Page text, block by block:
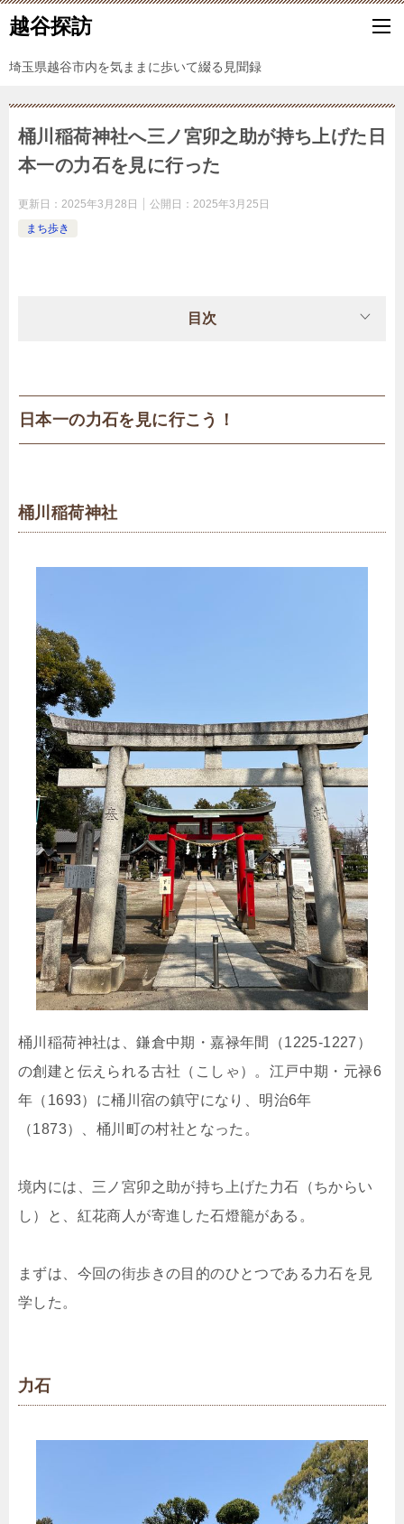
越谷探訪
埼玉県越谷市内を気ままに歩いて綴る見聞録
桶川稲荷神社へ三ノ宮卯之助が持ち上げた日
本一の力石を見に行った
更新日： 2025年3月28日 公開日： 2025年3月25日
まち歩き
目次
日本一の力石を見に行こう！
桶川稲荷神社
桶川稲荷神社は、鎌倉中期・嘉禄年間（1225-1227）
の創建と伝えられる古社（こしゃ）。江戸中期・元禄6
年（1693）に桶川宿の鎮守になり、明治6年
（1873）、桶川町の村社となった。
境内には、三ノ宮卯之助が持ち上げた力石（ちからい
し）と、紅花商人が寄進した石燈籠がある。
まずは、今回の街歩きの目的のひとつである力石を見
学した。
力石